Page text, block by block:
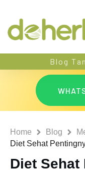
Blog
Home Blog
Diet